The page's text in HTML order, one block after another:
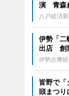
演 青森
八戸経済
伊勢「二
出店 創
伊勢志摩
皆野で
頭まつり